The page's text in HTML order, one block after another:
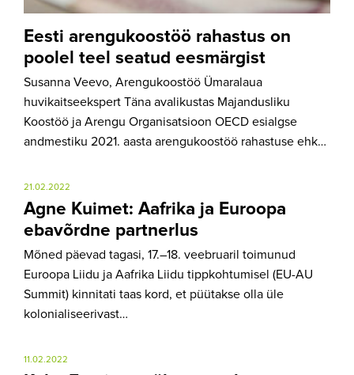
Eesti arengukoostöö rahastus on
poolel teel seatud eesmärgist
Susanna Veevo, Arengukoostöö Ümaralaua
huvikaitseekspert Täna avalikustas Majandusliku
Koostöö ja Arengu Organisatsioon OECD esialgse
andmestiku 2021. aasta arengukoostöö rahastuse ehk…
21.02.2022
Agne Kuimet: Aafrika ja Euroopa
ebavõrdne partnerlus
Mõned päevad tagasi, 17.–18. veebruaril toimunud
Euroopa Liidu ja Aafrika Liidu tippkohtumisel (EU-AU
Summit) kinnitati taas kord, et püütakse olla üle
kolonialiseerivast…
11.02.2022